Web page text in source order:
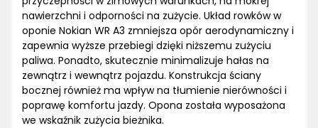
nawierzchni i odporności na zużycie. Układ rowków w
oponie Nokian WR A3 zmniejsza opór aerodynamiczny i
zapewnia wyższe przebiegi dzięki niższemu zużyciu
paliwa. Ponadto, skutecznie minimalizuje hałas na
zewnątrz i wewnątrz pojazdu. Konstrukcja ściany
bocznej również ma wpływ na tłumienie nierówności i
poprawę komfortu jazdy. Opona została wyposażona
we wskaźnik zużycia bieżnika.